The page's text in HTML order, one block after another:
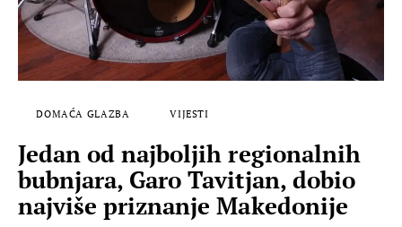
DOMAĆA GLAZBA VIJESTI
Jedan od najboljih regionalnih
bubnjara, Garo Tavitjan, dobio
najviše priznanje Makedonije